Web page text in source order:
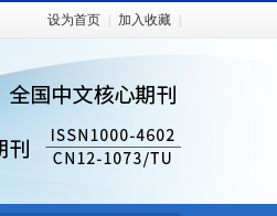
设为首页 加入收藏